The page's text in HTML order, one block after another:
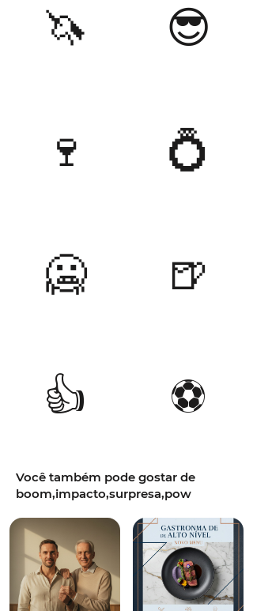
🦄
🍷
🥶
👍
😎
💍
🍺
⚽
Você também pode gostar de
boom,impacto,surpresa,pow